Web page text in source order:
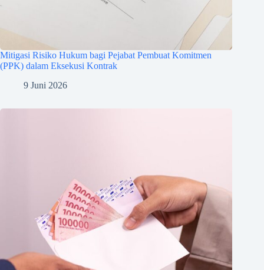
Mitigasi Risiko Hukum bagi Pejabat Pembuat Komitmen
(PPK) dalam Eksekusi Kontrak
9 Juni 2026